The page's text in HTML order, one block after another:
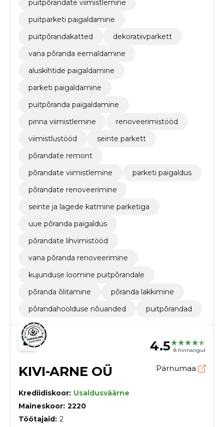
puitpõrandate viimistlemine
puitparketi paigaldamine
puitpõrandakatted
dekoratiivparkett
vana põranda eemaldamine
aluskihtide paigaldamine
parketi paigaldamine
puitpõranda paigaldamine
pinna viimistlemine
renoveerimistööd
viimistlustööd
seinte parkett
põrandate remont
põrandate viimistlemine
parketi paigaldus
põrandate renoveerimine
seinte ja lagede katmine parketiga
uue põranda paigaldus
põrandate lihvimistööd
vana põranda renoveerimine
kujunduse loomine puitpõrandale
põranda õlitamine
põranda lakkimine
põrandahoolduse nõuanded
puitpõrandad
4.5 8 hinnangut
KIVI-ARNE OÜ Pärnumaa
Krediidiskoor: Usaldusväärne
Maineskoor: 2220
Töötajaid: 2